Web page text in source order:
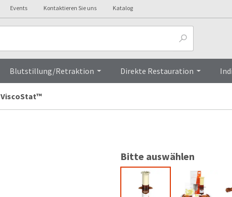
Events Kontaktieren Sie uns Katalog
Blutstillung/Retraktion Direkte Restauration
ViscoStat™
Bitte auswählen